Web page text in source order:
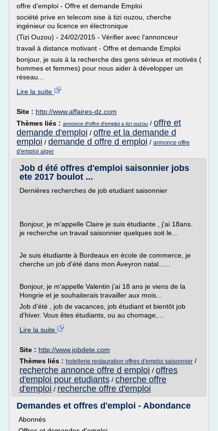
offre d'emploi - Offre et demande Emploi
société prive en telecom sise à tizi ouzou, cherche
ingénieur ou licence en électronique
(Tizi Ouzou) - 24/02/2015 - Vérifier avec l'annonceur
travail à distance motivant - Offre et demande Emploi
bonjour, je suis à la recherche des gens sérieux et motivés (
hommes et femmes) pour nous aider à développer un
réseau...
Lire la suite
Site : http://www.affaires-dz.com
Thèmes liés : annonce d'offre d'emploi a tizi ouzou / offre et
demande d'emploi / offre et la demande d
emploi / demande d offre d emploi / annonce offre
d'emploi alger
Job d été offres d'emploi saisonnier jobs
ete 2017 boulot ...
Dernières recherches de job etudiant saisonnier
Bonjour, je m'appelle Claire je suis étudiante , j'ai 18ans.
je recherche un travail saisonnier quelques soit le...
Je suis étudiante à Bordeaux en école de commerce, je
cherche un job d'été dans mon Aveyron natal......
Bonjour, je m'appelle Valentin j'ai 18 ans je viens de la
Hongrie et je souhaiterais travailler aux mois...
Job d'été , job de vacances, job étudiant et bientôt job
d'hiver. Vous êtes étudiants, ou au chomage,...
Lire la suite
Site : http://www.jobdete.com
Thèmes liés : hotellerie restauration offres d'emploi saisonnier /
recherche annonce offre d emploi / offres
d'emploi pour etudiants / cherche offre
d'emploi / recherche offre d'emploi
Demandes et offres d'emploi - Abondance
Abonnés